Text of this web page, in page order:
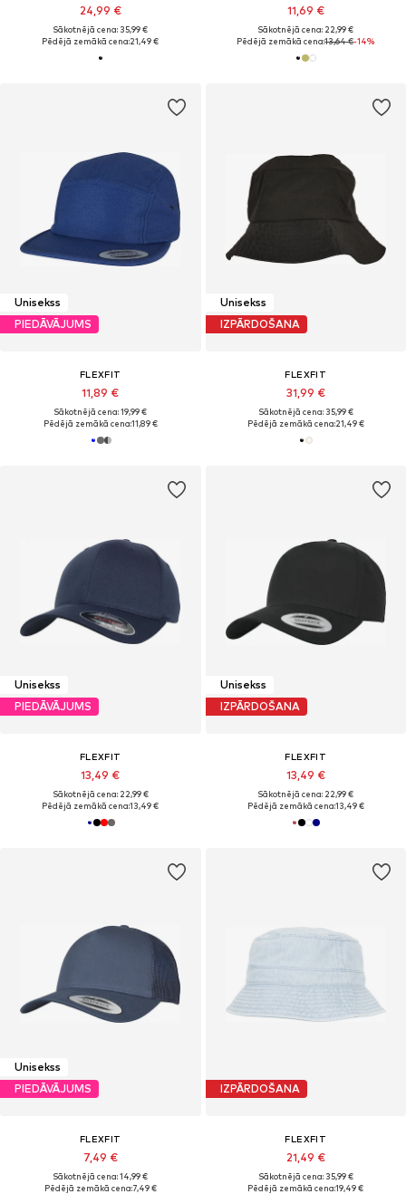
24,99 €
Sākotnējā cena: 35,99 €
Pēdējā zemākā cena:21,49 €
11,69 €
Sākotnējā cena: 22,99 €
Pēdējā zemākā cena:13,64 €-14%
Unisekss
PIEDĀVĀJUMS
FLEXFIT
11,89 €
Sākotnējā cena: 19,99 €
Pēdējā zemākā cena:11,89 €
Unisekss
IZPĀRDOŠANA
FLEXFIT
31,99 €
Sākotnējā cena: 35,99 €
Pēdējā zemākā cena:21,49 €
Unisekss
PIEDĀVĀJUMS
FLEXFIT
13,49 €
Sākotnējā cena: 22,99 €
Pēdējā zemākā cena:13,49 €
Unisekss
IZPĀRDOŠANA
FLEXFIT
13,49 €
Sākotnējā cena: 22,99 €
Pēdējā zemākā cena:13,49 €
Unisekss
PIEDĀVĀJUMS
FLEXFIT
7,49 €
Sākotnējā cena: 14,99 €
Pēdējā zemākā cena:7,49 €
IZPĀRDOŠANA
FLEXFIT
21,49 €
Sākotnējā cena: 35,99 €
Pēdējā zemākā cena:19,49 €